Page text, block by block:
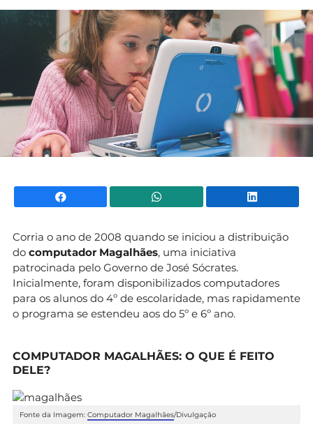
Facebook WhatsApp
Corria o ano de 2008 quando se iniciou a distribuição
do computador Magalhães, uma iniciativa
patrocinada pelo Governo de José Sócrates.
Inicialmente, foram disponibilizados computadores
para os alunos do 4º de escolaridade, mas rapidamente
o programa se estendeu aos do 5º e 6º ano.
COMPUTADOR MAGALHÃES: O QUE É FEITO
DELE?
Fonte da Imagem: Computador Magalhães/Divulgação